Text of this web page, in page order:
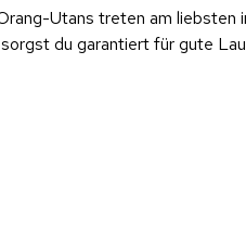
Utans treten am liebsten
du garantiert für gute